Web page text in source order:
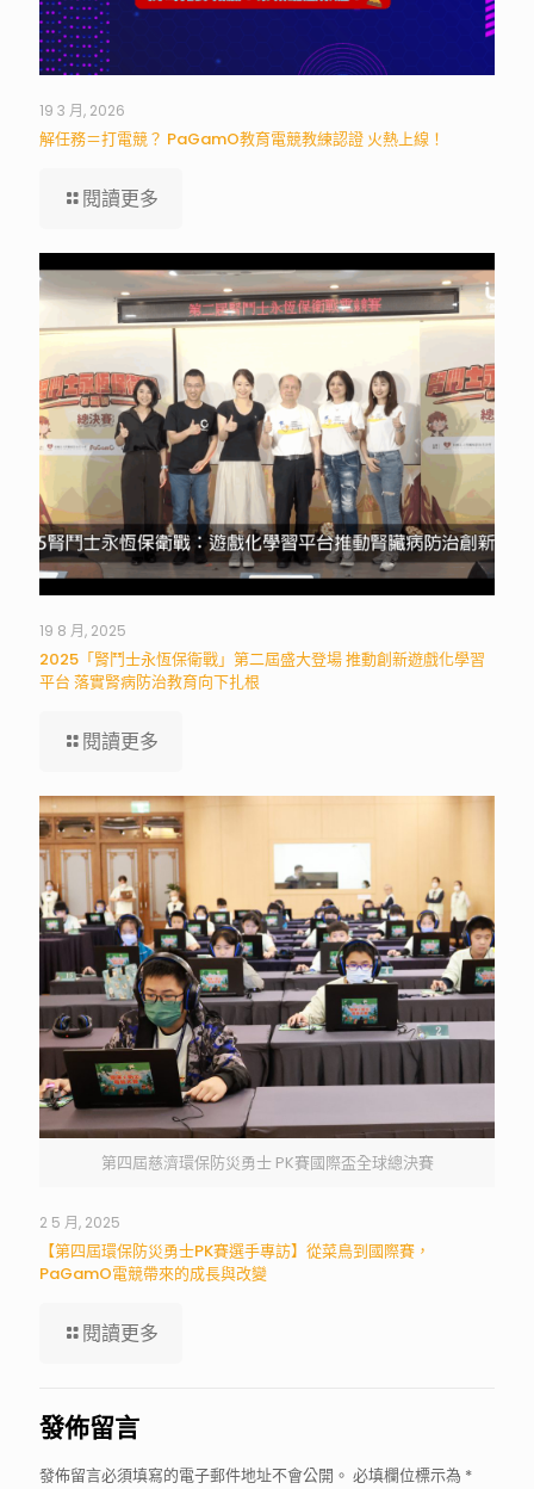
19 3 月, 2026
解任務＝打電競？ PaGamO教育電競教練認證 火熱上線！
閱讀更多
19 8 月, 2025
2025「腎鬥士永恆保衛戰」第二屆盛大登場 推動創新遊戲化學習
平台 落實腎病防治教育向下扎根
閱讀更多
第四屆慈濟環保防災勇士 PK賽國際盃全球總決賽
2 5 月, 2025
【第四屆環保防災勇士PK賽選手專訪】從菜鳥到國際賽，
PaGamO電競帶來的成長與改變
閱讀更多
發佈留言
發佈留言必須填寫的電子郵件地址不會公開。 必填欄位標示為 *